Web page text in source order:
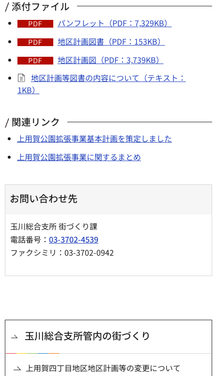
添付ファイル
パンフレット（PDF：7,329KB）
地区計画図書（PDF：153KB）
地区計画図（PDF：3,739KB）
地区計画等図書の内容について（テキスト：
1KB）
関連リンク
上用賀公園拡張事業基本計画を策定しました
上用賀公園拡張事業に関するまとめ
お問い合わせ先
玉川総合支所 街づくり課
電話番号： 03-3702-4539
ファクシミリ：03-3702-0942
玉川総合支所管内の街づくり
上用賀四丁目地区地区計画等の変更について